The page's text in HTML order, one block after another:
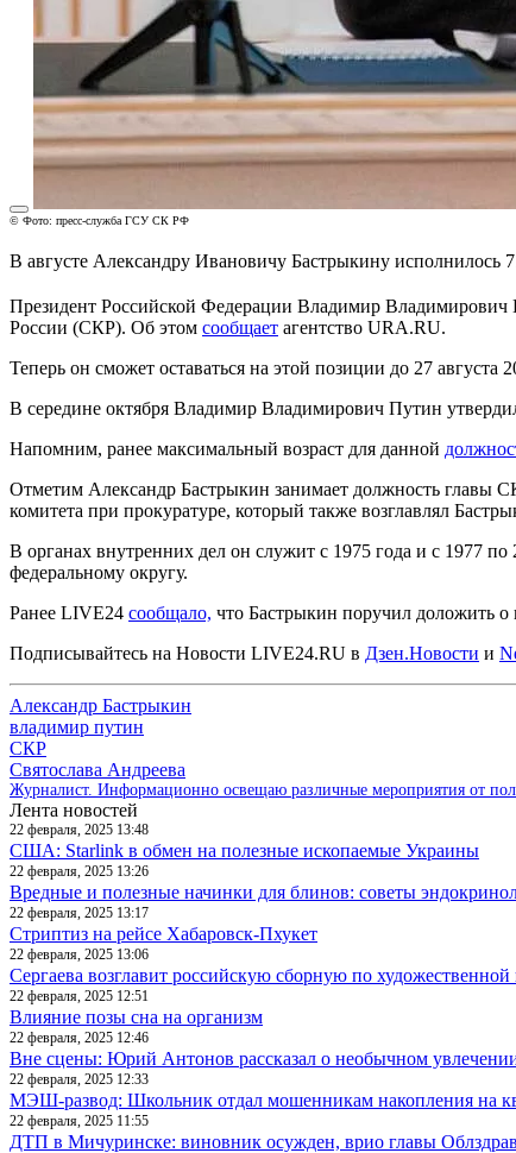
© Фото: пресс-служба ГСУ СК РФ
В августе Александру Ивановичу Бастрыкину исполнилось
Президент Российской Федерации Владимир Владимирович
России (СКР). Об этом сообщает агентство URA.RU.
Теперь он сможет оставаться на этой позиции до 27
В середине октября Владимир Владимирович Путин
Напомним, ранее максимальный возраст для данной
Отметим Александр Бастрыкин занимает должность главы
комитета при прокуратуре, который также возглавлял
В органах внутренних дел он служит с 1975 года и с 1977
федеральному округу.
Ранее LIVE24 сообщало, что Бастрыкин поручил доложить о
Подписывайтесь на Новости LIVE24.RU в Дзен.Новости и
Александр Бастрыкин
владимир путин
СКР
Святослава Андреева
Журналист. Информационно освещаю различные мероприятия от
Лента новостей
22 февраля, 2025 13:48
США: Starlink в обмен на полезные ископаемые Украины
22 февраля, 2025 13:26
Вредные и полезные начинки для блинов: советы
22 февраля, 2025 13:17
Стриптиз на рейсе Хабаровск-Пхукет
22 февраля, 2025 13:06
Сергаева возглавит российскую сборную по художественной
22 февраля, 2025 12:51
Влияние позы сна на организм
22 февраля, 2025 12:46
Вне сцены: Юрий Антонов рассказал о необычном
22 февраля, 2025 12:33
МЭШ-развод: Школьник отдал мошенникам накопления на
22 февраля, 2025 11:55
ДТП в Мичуринске: виновник осужден, врио главы